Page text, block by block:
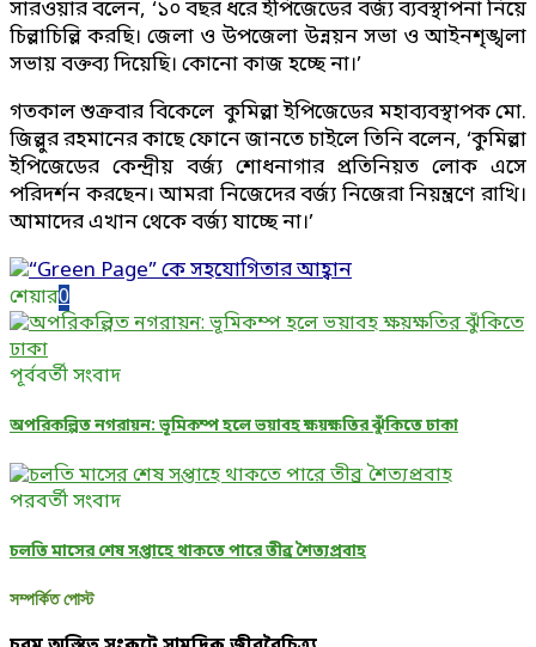
সারওয়ার বলেন, ‘১০ বছর ধরে ইপিজেডের বর্জ্য ব্যবস্থাপনা নিয়ে
চিল্লাচিল্লি করছি। জেলা ও উপজেলা উন্নয়ন সভা ও আইনশৃঙ্খলা
সভায় বক্তব্য দিয়েছি। কোনো কাজ হচ্ছে না।’
গতকাল শুক্রবার বিকেলে কুমিল্লা ইপিজেডের মহাব্যবস্থাপক মো.
জিল্লুর রহমানের কাছে ফোনে জানতে চাইলে তিনি বলেন, ‘কুমিল্লা
ইপিজেডের কেন্দ্রীয় বর্জ্য শোধনাগার প্রতিনিয়ত লোক এসে
পরিদর্শন করছেন। আমরা নিজেদের বর্জ্য নিজেরা নিয়ন্ত্রণে রাখি।
আমাদের এখান থেকে বর্জ্য যাচ্ছে না।’
শেয়ার0
পূর্ববর্তী সংবাদ
অপরিকল্পিত নগরায়ন: ভূমিকম্প হলে ভয়াবহ ক্ষয়ক্ষতির ঝুঁকিতে ঢাকা
পরবর্তী সংবাদ
চলতি মাসের শেষ সপ্তাহে থাকতে পারে তীব্র শৈত্যপ্রবাহ
সম্পর্কিত পোস্ট